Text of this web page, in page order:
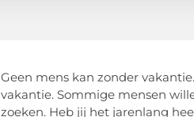
Geen mens kan zonder
vakantie. Sommige mensen
zoeken. Heb jij het jarenlang